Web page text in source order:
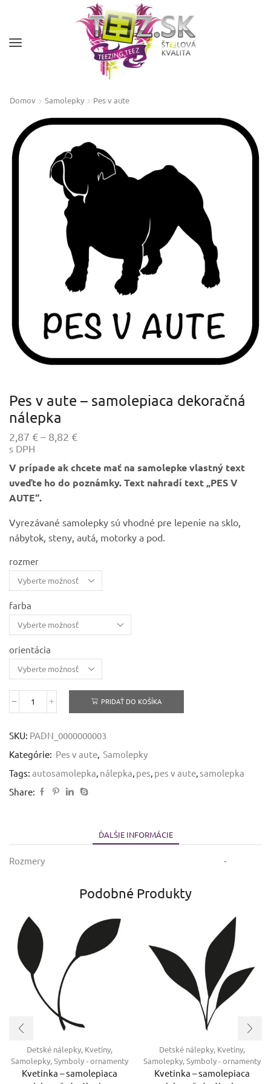
Domov Samolepky Pes v aute
Pes v aute – samolepiaca dekoračná
nálepka
2,87 €– 8,82 €Price
2,87 €
through
8,82 €
s DPH
V prípade ak chcete mať na samolepke vlastný text
uveďte ho do poznámky. Text nahradí text „PES V
AUTE“.
Vyrezávané samolepky sú vhodné pre lepenie na sklo,
nábytok, steny, autá, motorky a pod.
rozmer
farba
orientácia
množstvo
Pes
aute
samolepiaca
dekoračná
PRIDAŤ DO KOŠÍKA
SKU: PADN_0000000003
Kategórie: Pes v aute Samolepky
Tags: autosamolepka nálepka pes pes v aute samolepka
Share:
ĎALŠIE INFORMÁCIE
Rozmery -
Podobné Produkty
Detské nálepky, Kvetiny,
Samolepky,Symboly - ornamenty
Kvetinka – samolepiaca
Detské nálepky, Kvetiny,
Samolepky,Symboly - ornamenty
Kvetinka – samolepiaca